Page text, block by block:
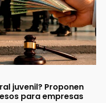
juvenil? Proponen
para empresas